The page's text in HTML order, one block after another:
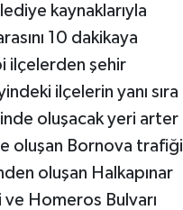
kaynaklarıyla
10 dakikaya
ilçelerden şehir
ilçelerin yanı sıra
oluşacak yeri arter
oluşan Bornova trafiği
oluşan Halkapınar
Homeros Bulvarı